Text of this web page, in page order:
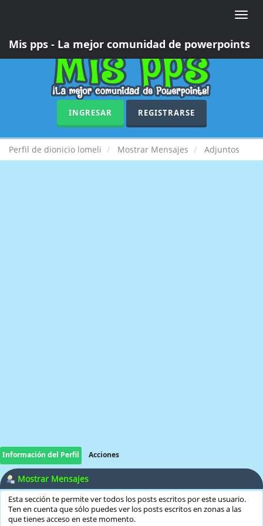
Toggle
Mis pps - La mejor comunidad de powerpoints
INGRESAR REGISTRARSE
Perfil de dionicio lomeli Mostrar Mensajes Adjuntos
Información del Perfil Acciones
Mostrar Mensajes
Esta sección te permite ver todos los posts escritos por este usuario.
Ten en cuenta que sólo puedes ver los posts escritos en zonas a las
que tienes acceso en este momento.